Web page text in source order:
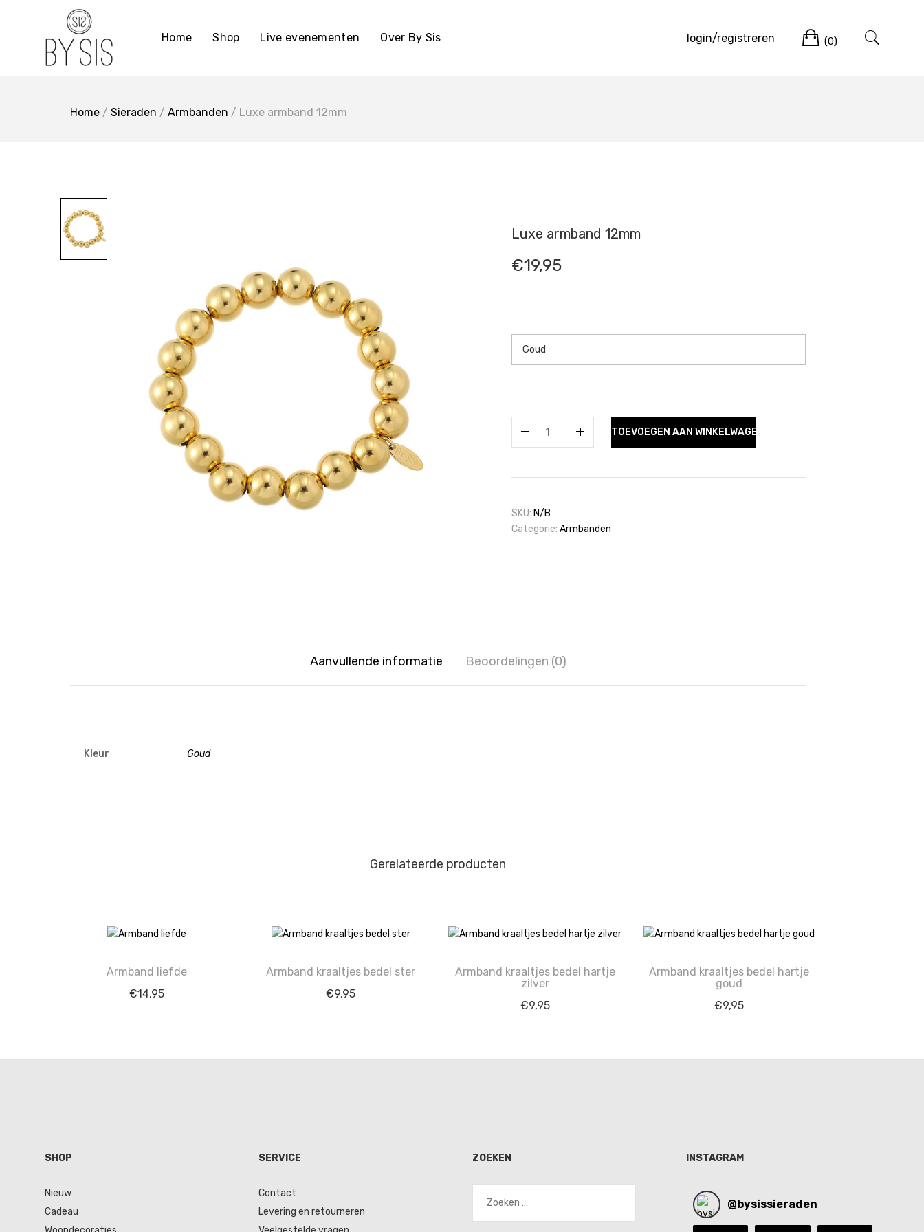
Home Shop Live evenementen Over By Sis login/registreren (0)
Home / Sieraden / Armbanden / Luxe armband 12mm
Luxe armband 12mm
€19,95
armband
TOEVOEGEN AAN WINKELWAGEN
SKU: N/B
Categorie: Armbanden
Aanvullende informatie Beoordelingen (0)
Kleur Goud
Gerelateerde producten
Armband liefde
€14,95
Armband kraaltjes bedel ster
€9,95
Armband kraaltjes bedel hartje
zilver
€9,95
Armband kraaltjes bedel hartje
goud
€9,95
SHOP
Nieuw
Cadeau
SERVICE
Contact
Levering en retourneren
ZOEKEN
naar:
INSTAGRAM
@bysissieraden